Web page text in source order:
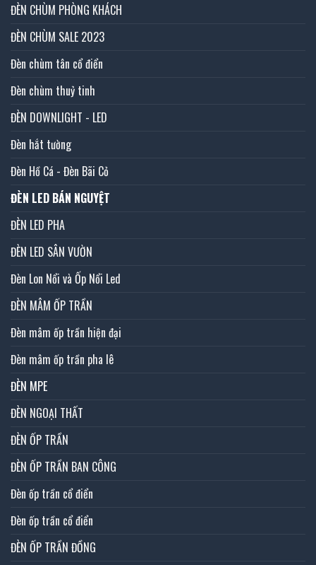
ĐÈN CHÙM PHÒNG KHÁCH
ĐÈN CHÙM SALE 2023
Đèn chùm tân cổ điển
Đèn chùm thuỷ tinh
ĐÈN DOWNLIGHT - LED
Đèn hắt tường
Đèn Hồ Cá - Đèn Bãi Cỏ
ĐÈN LED BÁN NGUYỆT
ĐÈN LED PHA
ĐÈN LED SÂN VƯỜN
Đèn Lon Nổi và Ốp Nổi Led
ĐÈN MÂM ỐP TRẦN
Đèn mâm ốp trần hiện đại
Đèn mâm ốp trần pha lê
ĐÈN MPE
ĐÈN NGOẠI THẤT
ĐÈN ỐP TRẦN
ĐÈN ỐP TRẦN BAN CÔNG
Đèn ốp trần cổ điển
Đèn ốp trần cổ điển
ĐÈN ỐP TRẦN ĐỒNG